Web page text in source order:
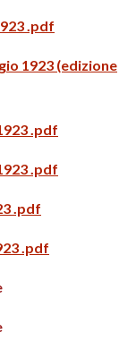
.pdf
1923 (edizione
.pdf
.pdf
.pdf
.pdf